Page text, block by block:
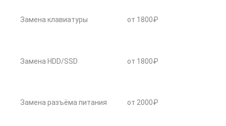
Замена клавиатуры от 1800₽
Замена HDD/SSD от 1800₽
Замена разъёма питания от 2000₽